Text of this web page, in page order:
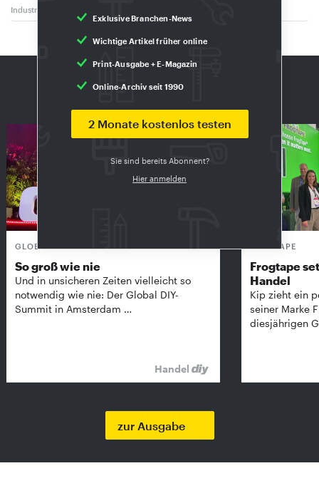
Exklusive Branchen-News
Wichtige Artikel früher online
Print-Ausgabe + E-Magazin
Online-Archiv seit 1990
2 Monate kostenlos testen
Sie sind bereits Abonnent?
Hier anmelden
Industrie
GLOBAL DIY-SUMMIT
So groß wie nie
Und in unsicheren Zeiten vielleicht so
notwendig wie nie: Der Global DIY-
Summit in Amsterdam …
Handel
FROGTAPE
Frogtape
Handel
Kip zieht ein
seiner Marke
diesjährigen
zur Ausgabe